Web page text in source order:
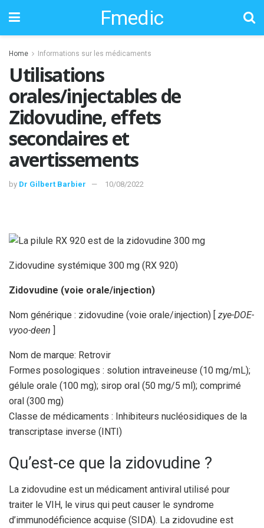
Fmedic
Home Informations sur les médicaments
Utilisations
orales/injectables de
Zidovudine, effets
secondaires et
avertissements
by Dr Gilbert Barbier 10/08/2022
Zidovudine systémique 300 mg (RX 920)
Zidovudine (voie orale/injection)
Nom générique : zidovudine (voie orale/injection) [ zye-DOE-
vyoo-deen ]
Nom de marque: Retrovir
Formes posologiques : solution intraveineuse (10 mg/mL);
gélule orale (100 mg); sirop oral (50 mg/5 ml); comprimé
oral (300 mg)
Classe de médicaments : Inhibiteurs nucléosidiques de la
transcriptase inverse (INTI)
Qu’est-ce que la zidovudine ?
La zidovudine est un médicament antiviral utilisé pour
traiter le VIH, le virus qui peut causer le syndrome
d’immunodéficience acquise (SIDA). La zidovudine est